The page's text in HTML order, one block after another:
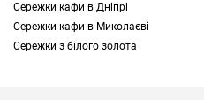
Сережки кафи в Дніпрі
Сережки кафи в Миколаєві
Сережки з білого золота